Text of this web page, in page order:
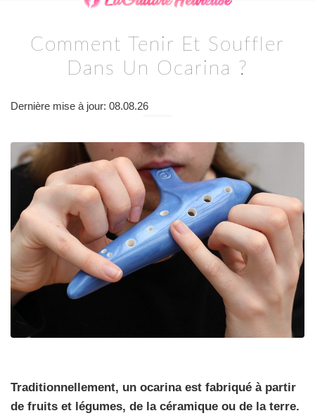
Comment Tenir Et Souffler
Dans Un Ocarina ?
Dernière mise à jour: 08.08.26
Traditionnellement, un ocarina est fabriqué à partir
de fruits et légumes, de la céramique ou de la terre.